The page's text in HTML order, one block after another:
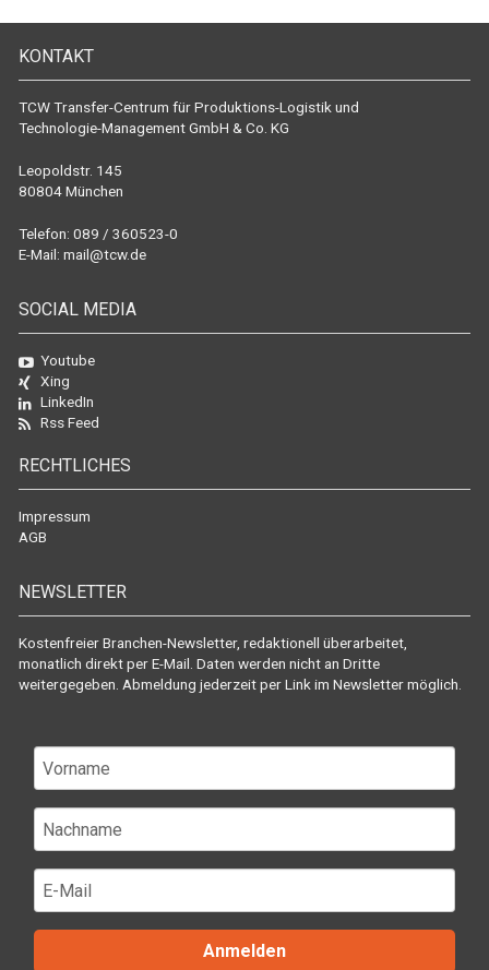
KONTAKT
TCW Transfer-Centrum für Produktions-Logistik und
Technologie-Management GmbH & Co. KG
Leopoldstr. 145
80804 München
Telefon: 089 / 360523-0
E-Mail: mail@tcw.de
SOCIAL MEDIA
Youtube
Xing
LinkedIn
Rss Feed
RECHTLICHES
Impressum
AGB
NEWSLETTER
Kostenfreier Branchen-Newsletter, redaktionell überarbeitet,
monatlich direkt per E-Mail. Daten werden nicht an Dritte
weitergegeben. Abmeldung jederzeit per Link im Newsletter möglich.
Anmelden